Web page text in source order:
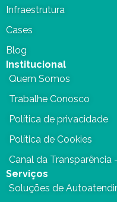
Infraestrutura
Cases
Blog
Institucional
Quem Somos
Trabalhe Conosco
Política de privacidade
Política de Cookies
Canal da Transparência
Serviços
Soluções de